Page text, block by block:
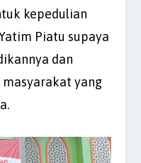
kepedulian
Piatu supaya
dan
yang